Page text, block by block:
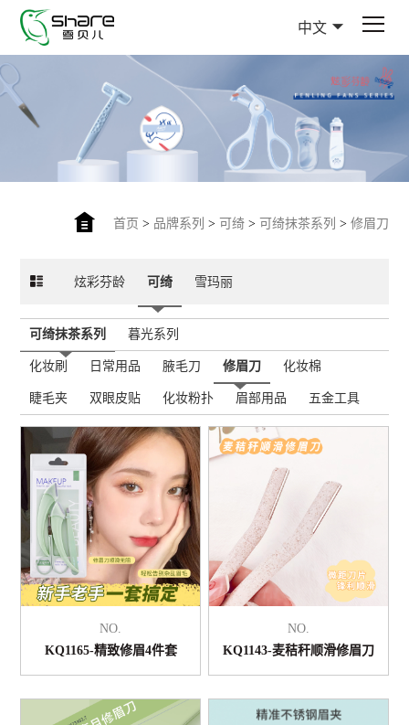
中文
首页 > 品牌系列 > 可绮> 可绮抹茶系列 > 修眉刀
炫彩芬龄 可绮 雪玛丽
可绮抹茶系列 暮光系列
化妆刷 日常用品 腋毛刀 修眉刀 化妆棉
睫毛夹 双眼皮贴 化妆粉扑 眉部用品 五金工具
NO.
KQ1165-精致修眉4件套
NO.
KQ1143-麦秸秆顺滑修眉刀